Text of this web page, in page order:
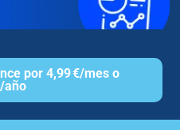
por 4,99 €/mes o
año